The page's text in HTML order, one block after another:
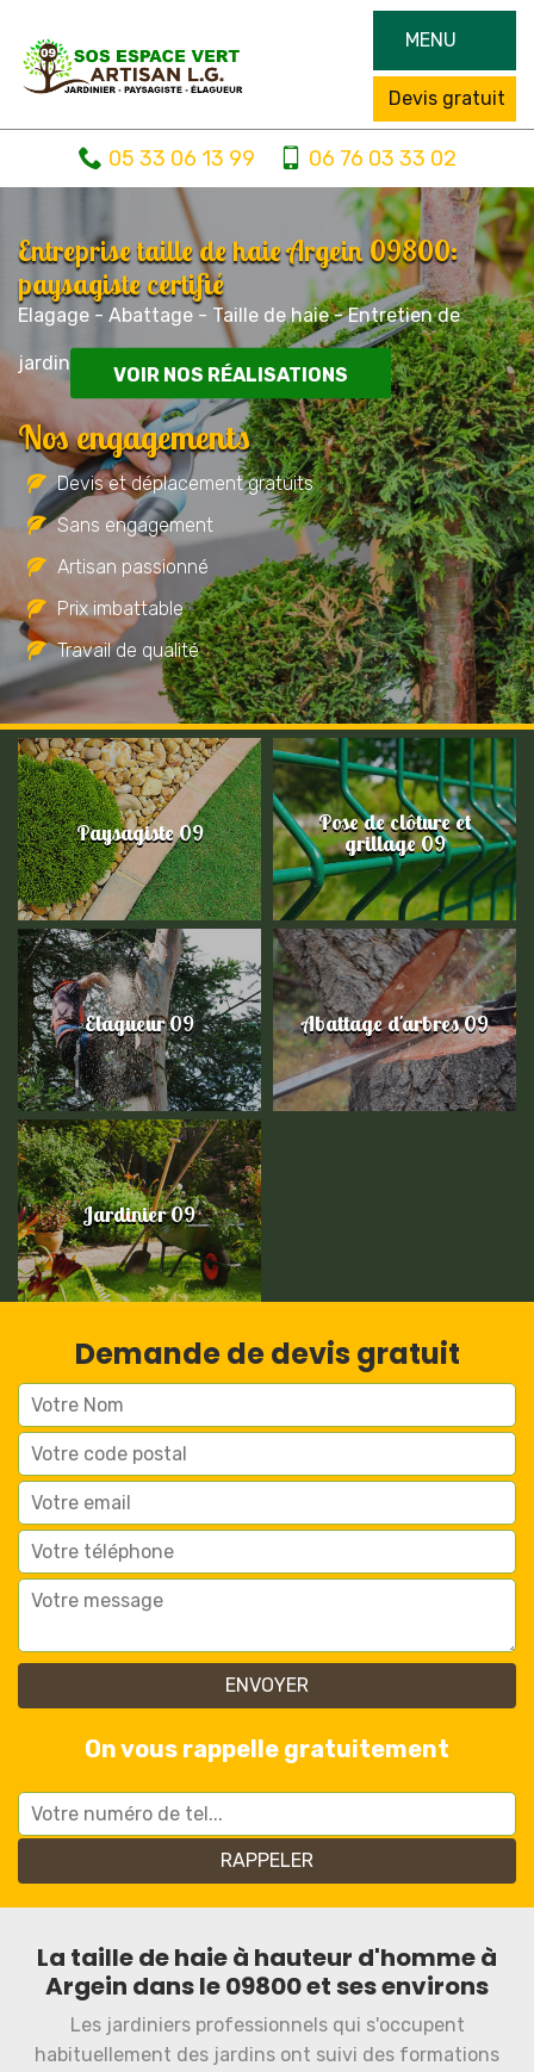
MENU
Devis gratuit
05 33 06 13 99 06 76 03 33 02
Entreprise taille de haie Argein 09800:
paysagiste certifié
Elagage - Abattage - Taille de haie - Entretien de
jardin
VOIR NOS RÉALISATIONS
Nos engagements
Devis et déplacement gratuits
Sans engagement
Artisan passionné
Prix imbattable
Travail de qualité
Paysagiste 09 Pose de clôture et
grillage 09
Elagueur 09 Abattage d'arbres 09
Jardinier 09
Demande de devis gratuit
On vous rappelle gratuitement
La taille de haie à hauteur d'homme à
Argein dans le 09800 et ses environs
Les jardiniers professionnels qui s'occupent
habituellement des jardins ont suivi des formations